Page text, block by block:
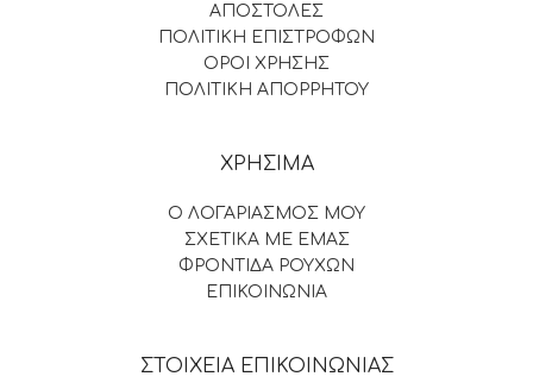
ΑΠΟΣΤΟΛΕΣ
ΠΟΛΙΤΙΚΗ ΕΠΙΣΤΡΟΦΩΝ
ΟΡΟΙ ΧΡΗΣΗΣ
ΠΟΛΙΤΙΚΗ ΑΠΟΡΡΗΤΟΥ
ΧΡΗΣΙΜΑ
Ο ΛΟΓΑΡΙΑΣΜΟΣ ΜΟΥ
ΣΧΕΤΙΚΑ ΜΕ ΕΜΑΣ
ΦΡΟΝΤΙΔΑ ΡΟΥΧΩΝ
ΕΠΙΚΟΙΝΩΝΙΑ
ΣΤΟΙΧΕΙΑ ΕΠΙΚΟΙΝΩΝΙΑΣ